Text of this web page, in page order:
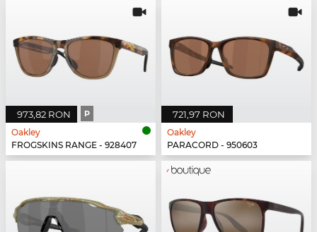
973,82 RON P
Oakley
FROGSKINS RANGE - 928407
721,97 RON
Oakley
PARACORD - 950603